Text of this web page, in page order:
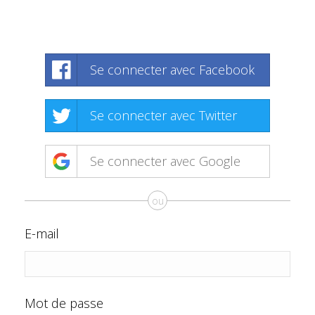
Se connecter avec Facebook
Se connecter avec Twitter
Se connecter avec Google
ou
E-mail
Mot de passe